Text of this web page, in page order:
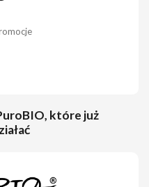
które już